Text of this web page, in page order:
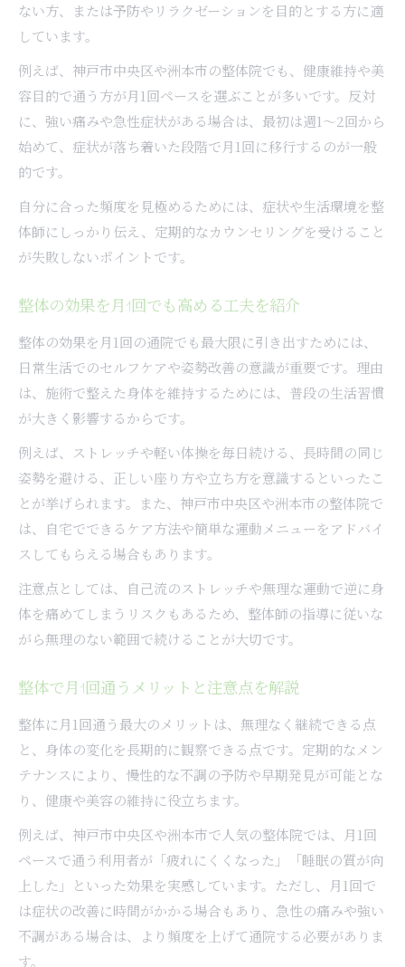
ない方、または予防やリラクゼーションを目的とする方に適
しています。
例えば、神戸市中央区や洲本市の整体院でも、健康維持や美
容目的で通う方が月1回ペースを選ぶことが多いです。反対
に、強い痛みや急性症状がある場合は、最初は週1～2回から
始めて、症状が落ち着いた段階で月1回に移行するのが一般
的です。
自分に合った頻度を見極めるためには、症状や生活環境を整
体師にしっかり伝え、定期的なカウンセリングを受けること
が失敗しないポイントです。
整体の効果を月1回でも高める工夫を紹介
整体の効果を月1回の通院でも最大限に引き出すためには、
日常生活でのセルフケアや姿勢改善の意識が重要です。理由
は、施術で整えた身体を維持するためには、普段の生活習慣
が大きく影響するからです。
例えば、ストレッチや軽い体操を毎日続ける、長時間の同じ
姿勢を避ける、正しい座り方や立ち方を意識するといったこ
とが挙げられます。また、神戸市中央区や洲本市の整体院で
は、自宅でできるケア方法や簡単な運動メニューをアドバイ
スしてもらえる場合もあります。
注意点としては、自己流のストレッチや無理な運動で逆に身
体を痛めてしまうリスクもあるため、整体師の指導に従いな
がら無理のない範囲で続けることが大切です。
整体で月1回通うメリットと注意点を解説
整体に月1回通う最大のメリットは、無理なく継続できる点
と、身体の変化を長期的に観察できる点です。定期的なメン
テナンスにより、慢性的な不調の予防や早期発見が可能とな
り、健康や美容の維持に役立ちます。
例えば、神戸市中央区や洲本市で人気の整体院では、月1回
ペースで通う利用者が「疲れにくくなった」「睡眠の質が向
上した」といった効果を実感しています。ただし、月1回で
は症状の改善に時間がかかる場合もあり、急性の痛みや強い
不調がある場合は、より頻度を上げて通院する必要がありま
す。